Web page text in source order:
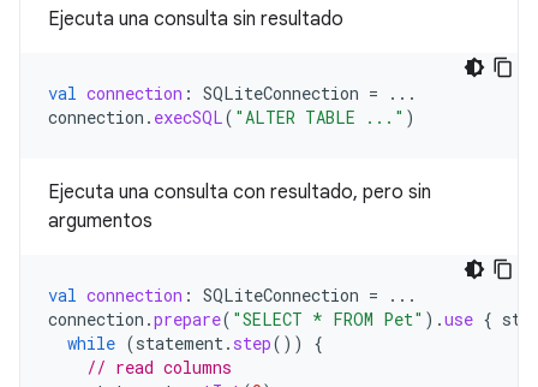
Ejecuta una consulta sin resultado
val connection : SQLiteConnection =
...
connection . execSQL( "ALTER TABLE ..." )
Ejecuta una consulta con resultado, pero sin
argumentos
val connection : SQLiteConnection =
...
connection .prepare( "SELECT * FROM Pet" ).use {
while (statement. step())
{
// read columns